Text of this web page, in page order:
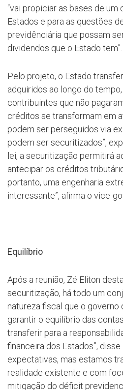
“vai propiciar as bases de
Estados e para as questões
previdênciária que possam
dividendos que o Estado tem”.
Pelo projeto, o Estado
adquiridos ao longo do
contribuintes que não
créditos se transformam em
podem ser perseguidos via
podem ser securitizados”,
lei, a securitização permitirá
antecipar os créditos
portanto, uma engenharia
interessante”, afirma o vice-
Equilíbrio
Após a reunião, Zé Eliton
securitização, há todo um
natureza fiscal que o governo
garantir o equilíbrio das
transferir para a
financeira dos Estados”, disse
expectativas, mas estamos
realidade existente e com
mitigação do déficit